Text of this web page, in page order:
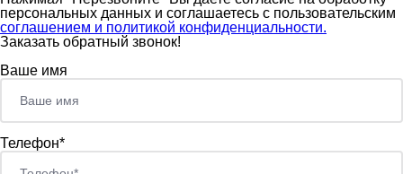
персональных данных и соглашаетесь c пользовательским
соглашением и политикой конфиденциальности.
Заказать обратный звонок!
Ваше имя
Телефон*